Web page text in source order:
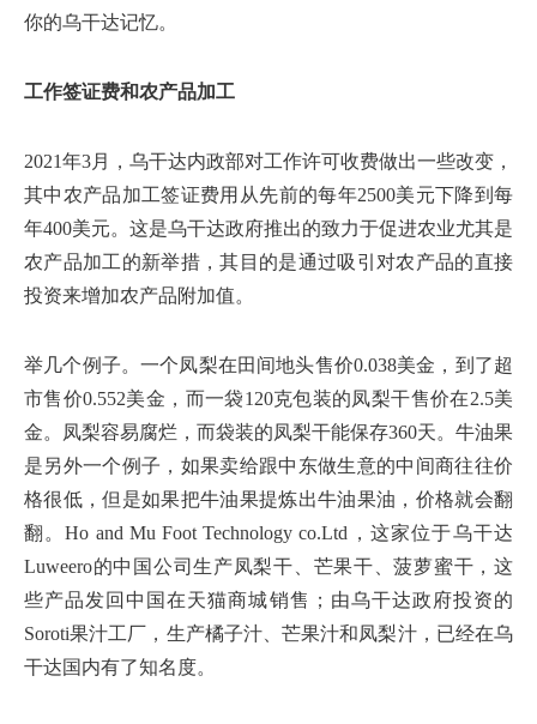
你的乌干达记忆。
工作签证费和农产品加工
2021年3月，乌干达内政部对工作许可收费做出一些改变，
其中农产品加工签证费用从先前的每年2500美元下降到每
年400美元。这是乌干达政府推出的致力于促进农业尤其是
农产品加工的新举措，其目的是通过吸引对农产品的直接
投资来增加农产品附加值。
举几个例子。一个凤梨在田间地头售价0.038美金，到了超
市售价0.552美金，而一袋120克包装的凤梨干售价在2.5美
金。凤梨容易腐烂，而袋装的凤梨干能保存360天。牛油果
是另外一个例子，如果卖给跟中东做生意的中间商往往价
格很低，但是如果把牛油果提炼出牛油果油，价格就会翻
翻。Ho and Mu Foot Technology co.Ltd，这家位于乌干达
Luweero的中国公司生产凤梨干、芒果干、菠萝蜜干，这
些产品发回中国在天猫商城销售；由乌干达政府投资的
Soroti果汁工厂，生产橘子汁、芒果汁和凤梨汁，已经在乌
干达国内有了知名度。